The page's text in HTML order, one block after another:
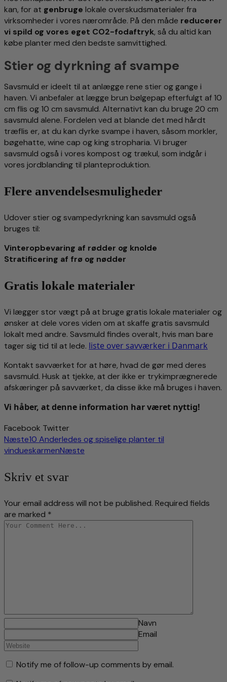
kan, for at genbruge lokale overskudsmaterialer fra
virksomheder i vores nærområde. På den måde reducerer
vi spild og vores eget CO2-fodaftryk, så du altid kan
købe planter med den bedste samvittighed.
Stier og dyrkning af svampe
Savsmuld er ideelt til at anlægge rene stier og gange i
haven. Vi anbefaler at lægge brun bølgepap efterfulgt af 10
cm flis og 10 cm savsmuld. Alternativt kan du bruge 20 cm
savsmuld alene. Fordelen ved at blande det med hårdt
træflis er, at du kan dyrke svampe i haven, såsom morkler,
bøgehatte, wine cap og king stropharia. Vi bruger
savsmuld også i vores kompost og trækul, som indgår i
vores jordblanding til planteproduktion.
Flere anvendelsesmuligheder
Udover stier og svampedyrkning kan savsmuld også
bruges til:
Vinteropbevaring af rødder og knolde
Stratificering af frø og nødder
Gratis lokale materialer
Vi lægger stor vægt på at bruge gratis lokale materialer og
ønsker at dele vores viden om at skaffe gratis savsmuld
lokalt med andre. Savsmuld findes overalt, hvis man bare
tager sig tid til at lede. liste over savværker i Danmark
Kontakt savværket for at høre, hvad de gør med deres
savsmuld. Husk at tjekke, at der ikke er trykimprægnerede
afskæringer på savværket, da disse ikke må bruges i haven.
Vi håber, at denne information har været nyttig!
Facebook Twitter
Næste10 Anderledes og spiselige planter til
vindueskarmenNæste
Skriv et svar
Your email address will not be published. Required fields
are marked *
Navn
Email
Notify me of follow-up comments by email.